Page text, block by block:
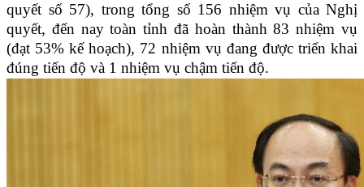
quyết số 57), trong tổng số 156 nhiệm vụ của Nghị
quyết, đến nay toàn tỉnh đã hoàn thành 83 nhiệm vụ
(đạt 53% kế hoạch), 72 nhiệm vụ đang được triển khai
đúng tiến độ và 1 nhiệm vụ chậm tiến độ.